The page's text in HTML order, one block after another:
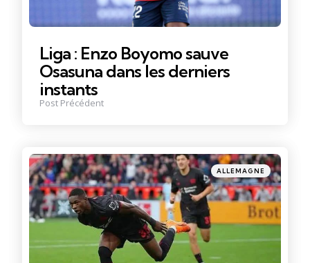
Liga : Enzo Boyomo sauve
Osasuna dans les derniers
instants
Post Précédent
Posté
dans
ALLEMAGNE